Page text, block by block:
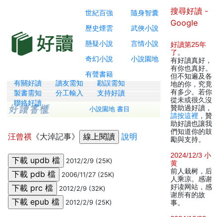
世紀百強
隨身智囊
歷史煙雲
武俠小說
懸疑小說
言情小說
奇幻小說
小說園地
有聲書籍
有關好讀 讀友需知
勘誤需知
製書需知
分工輸入
支持好讀
聯絡好讀
小說園地 書目
汪曾祺 《大淖記事》 說明
2012/2/9 (25K)
2006/11/27 (25K)
2012/2/9 (32K)
2012/2/9 (25K)
搜尋好讀 -
Google
好讀第25年
了 。
有好讀真好，
有你也真好。
但不知遍及各
地的你，究竟
有多少。若你
從未或很久沒
贊助過好讀，
請按這裡 ，贊
助好讀也讓我
們知道你的鼓
勵與支持。
2024/12/3 小
黄
前人栽树，后
人乘凉。感谢
好读网站，感
谢所有的故
事。